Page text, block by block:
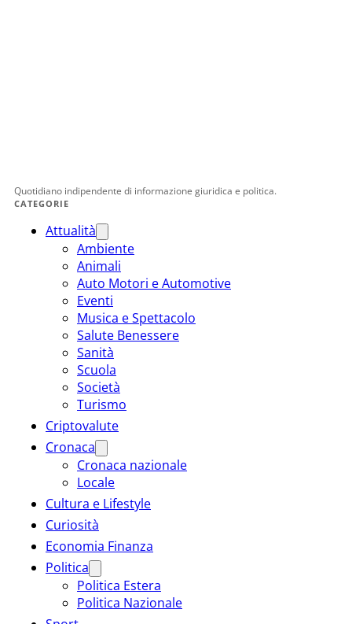
Quotidiano indipendente di informazione giuridica e politica.
CATEGORIE
Attualità
Ambiente
Animali
Auto Motori e Automotive
Eventi
Musica e Spettacolo
Salute Benessere
Sanità
Scuola
Società
Turismo
Criptovalute
Cronaca
Cronaca nazionale
Locale
Cultura e Lifestyle
Curiosità
Economia Finanza
Politica
Politica Estera
Politica Nazionale